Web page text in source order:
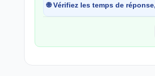
🌐 Vérifiez les temps de